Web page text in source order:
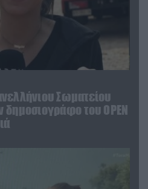
Σωματείου
του OPEN